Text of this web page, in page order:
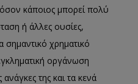
κάποιος μπορεί πολύ
ή άλλες ουσίες,
σημαντικό χρηματικό
οργάνωση
της και τα κενά